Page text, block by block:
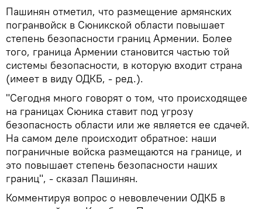
Пашинян отметил, что размещение армянских
погранвойск в Сюникской области повышает
степень безопасности границ Армении. Более
того, граница Армении становится частью той
системы безопасности, в которую входит страна
(имеет в виду ОДКБ, - ред.).
"Сегодня много говорят о том, что происходящее
на границах Сюника ставит под угрозу
безопасность области или же является ее сдачей.
На самом деле происходит обратное: наши
пограничные войска размещаются на границе, и
это повышает степень безопасности наших
границ", - сказал Пашинян.
Комментируя вопрос о невовлечении ОДКБ в